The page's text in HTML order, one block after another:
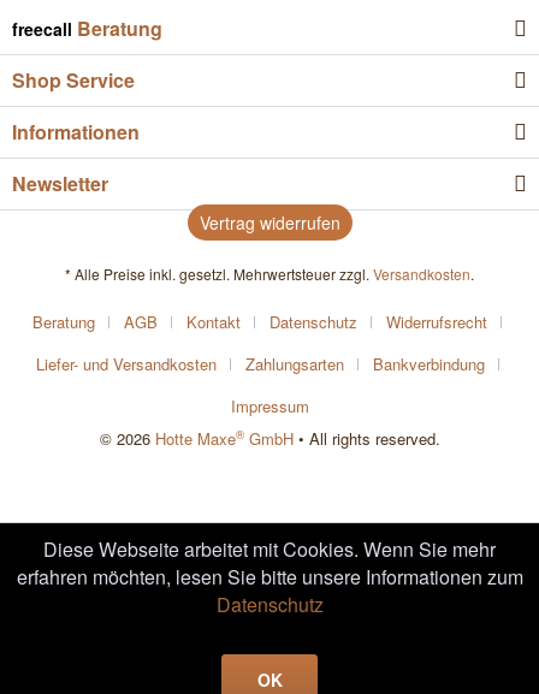
freecall Beratung
Shop Service
Informationen
Newsletter
Vertrag widerrufen
* Alle Preise inkl. gesetzl. Mehrwertsteuer zzgl. Versandkosten.
Beratung AGB Kontakt Datenschutz
Widerrufsrecht
Liefer- und Versandkosten
Zahlungsarten
Bankverbindung
Impressum
© 2026 Hotte Maxe®GmbH• All rights reserved.
Diese Webseite arbeitet mit Cookies. Wenn Sie mehr
erfahren möchten, lesen Sie bitte unsere Informationen zum
Datenschutz
OK